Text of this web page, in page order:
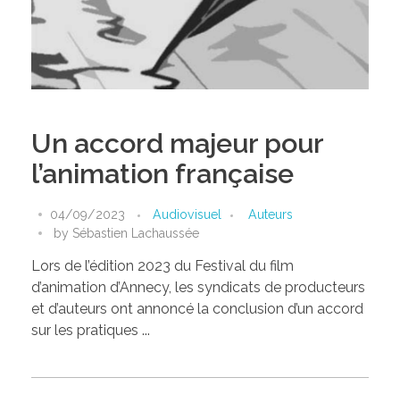
Un accord majeur pour
l’animation française
04/09/2023 Audiovisuel
Auteurs
by Sébastien Lachaussée
Lors de l’édition 2023 du Festival du film
d’animation d’Annecy, les syndicats de producteurs
et d’auteurs ont annoncé la conclusion d’un accord
sur les pratiques ...